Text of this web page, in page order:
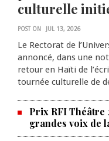
culturelle
POST ON JUL 13, 2026
Le Rectorat de
annoncé, dans une
retour en Haïti de
tournée culturelle de
Prix RFI Théâtre
grandes voix de